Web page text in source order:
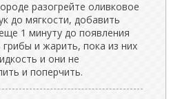
разогрейте оливковое
до мягкости, добавить
1 минуту до появления
и жарить, пока из них
и они не
и поперчить.